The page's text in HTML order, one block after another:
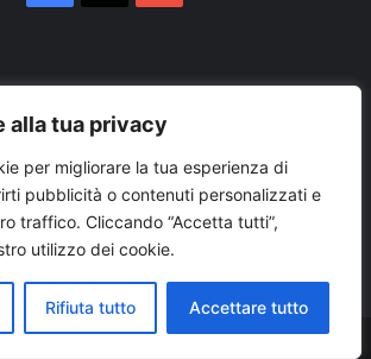
alla tua privacy
per migliorare la tua esperienza di
pubblicità o contenuti personalizzati e
traffico. Cliccando “Accetta tutti”,
utilizzo dei cookie.
Rifiuta tutto Accettare tutto